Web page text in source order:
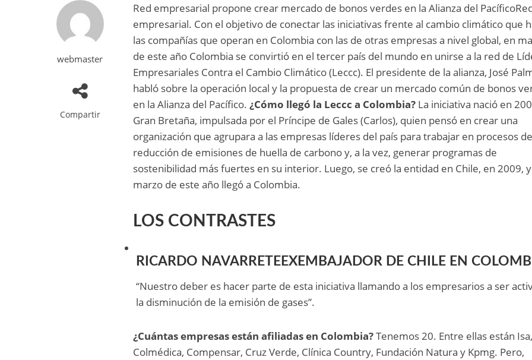
webmaster
Compartir
Red empresarial propone crear mercado de bonos verdes en la Alianza del
empresarial. Con el objetivo de conectar las iniciativas frente al cambio climático que
las compañías que operan en Colombia con las de otras empresas a nivel global, en
de este año Colombia se convirtió en el tercer país del mundo en unirse a la red de
Empresariales Contra el Cambio Climático (Leccc). El presidente de la alianza, José
habló sobre la operación local y la propuesta de crear un mercado común de bonos
en la Alianza del Pacífico.¿Cómo llegó la Leccc a Colombia? La iniciativa nació en
Gran Bretaña, impulsada por el Príncipe de Gales (Carlos), quien pensó en crear una
organización que agrupara a las empresas líderes del país para trabajar en procesos
reducción de emisiones de huella de carbono y, a la vez, generar programas de
sostenibilidad más fuertes en su interior. Luego, se creó la entidad en Chile, en 2009,
marzo de este año llegó a Colombia.
LOS CONTRASTES
RICARDO NAVARRETEEXEMBAJADOR DE CHILE EN
“Nuestro deber es hacer parte de esta iniciativa llamando a los empresarios a ser
la disminución de la emisión de gases”.
¿Cuántas empresas están afiliadas en Colombia?Tenemos 20. Entre ellas están
Colmédica, Compensar, Cruz Verde, Clínica Country, Fundación Natura y Kpmg. Pero,